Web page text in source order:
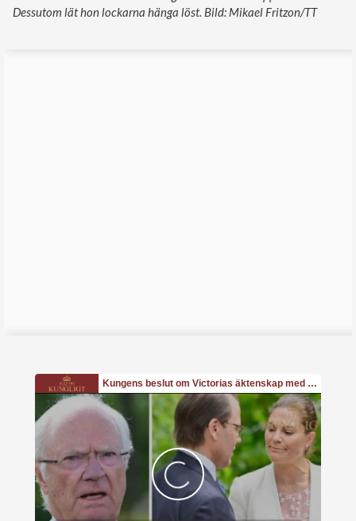
Dessutom lät hon lockarna hänga löst. Bild: Mikael Fritzon/TT